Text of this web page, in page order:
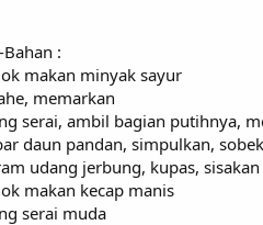
:
makan minyak sayur
memarkan
serai, ambil bagian putihnya,
daun pandan, simpulkan,
udang jerbung, kupas,
makan kecap manis
serai muda